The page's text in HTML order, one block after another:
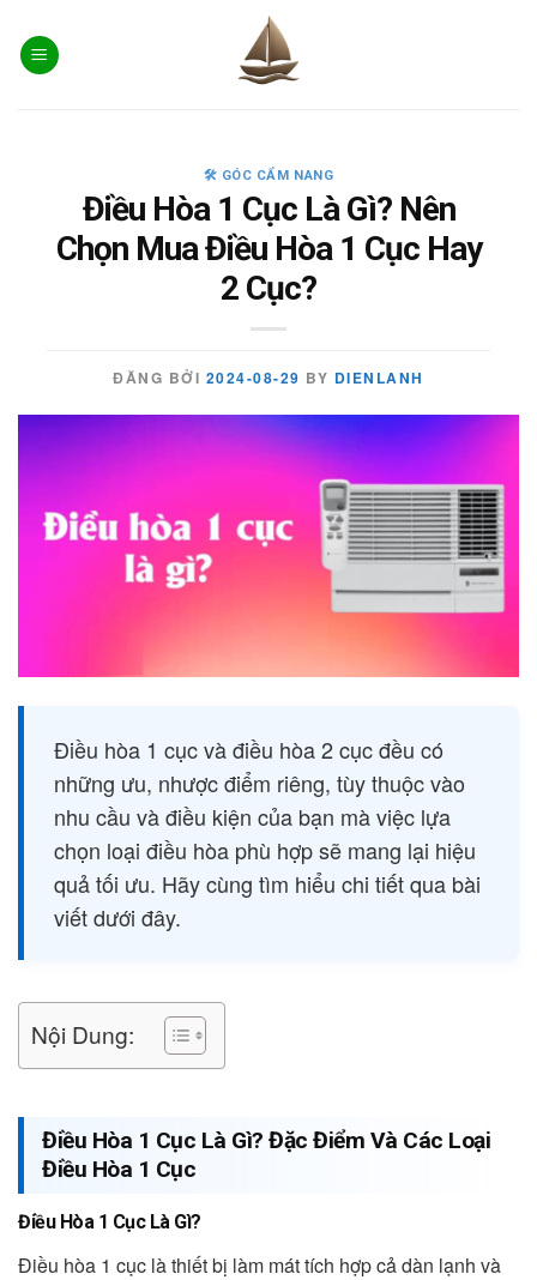
content
🛠️ GÓC CẨM NANG
Điều Hòa 1 Cục Là Gì? Nên
Chọn Mua Điều Hòa 1 Cục Hay
2 Cục?
ĐĂNG BỞI 2024-08-29 BY DIENLANH
Điều hòa 1 cục và điều hòa 2 cục đều có
những ưu, nhược điểm riêng, tùy thuộc vào
nhu cầu và điều kiện của bạn mà việc lựa
chọn loại điều hòa phù hợp sẽ mang lại hiệu
quả tối ưu. Hãy cùng tìm hiểu chi tiết qua bài
viết dưới đây.
Nội Dung:
Điều Hòa 1 Cục Là Gì? Đặc Điểm Và Các Loại
Điều Hòa 1 Cục
Điều Hòa 1 Cục Là Gì?
Điều hòa 1 cục là thiết bị làm mát tích hợp cả dàn lạnh và